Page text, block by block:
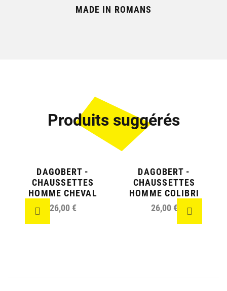
MADE IN ROMANS
Produits suggérés
DAGOBERT -
CHAUSSETTES
HOMME CHEVAL
26,00 €
DAGOBERT -
CHAUSSETTES
HOMME COLIBRI
26,00 €